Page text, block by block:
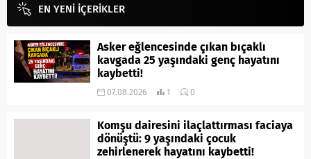
EN YENİ İÇERİKLER
Asker eğlencesinde çıkan bıçaklı
kavgada 25 yaşındaki genç hayatını
kaybetti!
07.08.2026 1 0
Komşu dairesini ilaçlattırması faciaya
dönüştü: 9 yaşındaki çocuk
zehirlenerek hayatını kaybetti!